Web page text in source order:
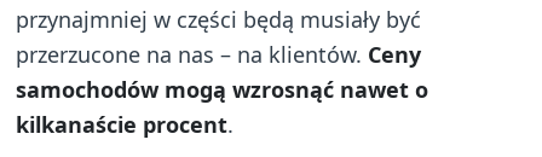
przynajmniej w części będą musiały być
przerzucone na nas – na klientów. Ceny
samochodów mogą wzrosnąć nawet o
kilkanaście procent.